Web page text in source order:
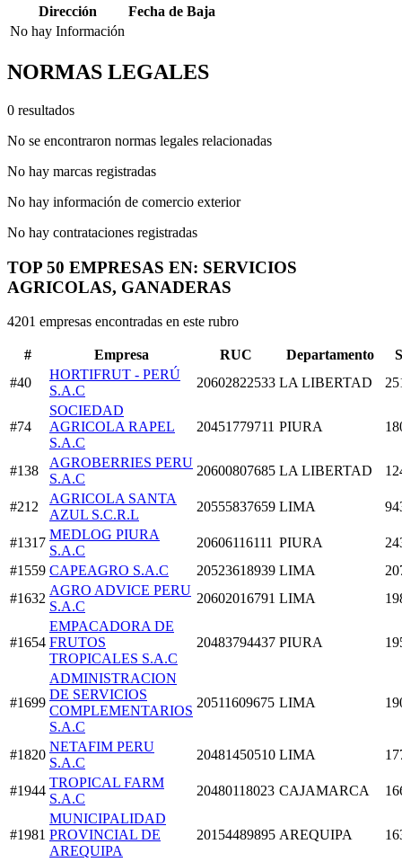
Dirección
Fecha de Baja
No hay Información
NORMAS LEGALES
0 resultados
No se encontraron normas legales relacionadas
No hay marcas registradas
No hay información de comercio exterior
No hay contrataciones registradas
TOP 50 EMPRESAS EN: SERVICIOS
AGRICOLAS, GANADERAS
4201 empresas encontradas en este rubro
# Empresa RUC Departamento
#40
HORTIFRUT - PERÚ
S.A.C
20602822533 LA LIBERTAD
#74
SOCIEDAD
AGRICOLA RAPEL
S.A.C
20451779711 PIURA
#138
AGROBERRIES PERU
S.A.C
20600807685 LA LIBERTAD
#212
AGRICOLA SANTA
AZUL S.C.R.L
20555837659 LIMA
#1317
MEDLOG PIURA
S.A.C
20606116111 PIURA
#1559 CAPEAGRO S.A.C 20523618939 LIMA
#1632
AGRO ADVICE PERU
S.A.C
20602016791 LIMA
#1654
EMPACADORA DE
FRUTOS
TROPICALES S.A.C
20483794437 PIURA
#1699
ADMINISTRACION
DE SERVICIOS
COMPLEMENTARIOS
S.A.C
20511609675 LIMA
#1820
NETAFIM PERU
S.A.C
20481450510 LIMA
#1944
TROPICAL FARM
S.A.C
20480118023 CAJAMARCA
#1981
MUNICIPALIDAD
PROVINCIAL DE
AREQUIPA
20154489895 AREQUIPA